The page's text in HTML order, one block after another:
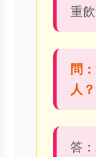
重
問
人？
答